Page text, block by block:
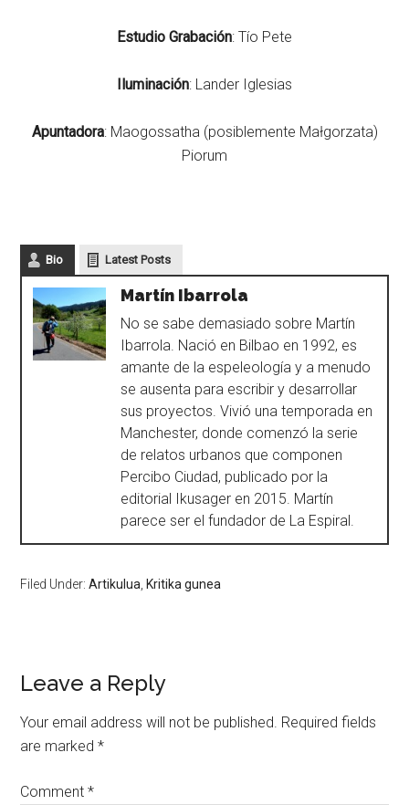
Estudio Grabación: Tío Pete
Iluminación: Lander Iglesias
Apuntadora: Maogossatha (posiblemente Małgorzata)
Piorum
Bio Latest Posts
Martín Ibarrola
No se sabe demasiado sobre Martín
Ibarrola. Nació en Bilbao en 1992, es
amante de la espeleología y a menudo
se ausenta para escribir y desarrollar
sus proyectos. Vivió una temporada en
Manchester, donde comenzó la serie
de relatos urbanos que componen
Percibo Ciudad, publicado por la
editorial Ikusager en 2015. Martín
parece ser el fundador de La Espiral.
Filed Under:Artikulua, Kritika gunea
Leave a Reply
Your email address will not be published. Required fields
are marked*
Comment*